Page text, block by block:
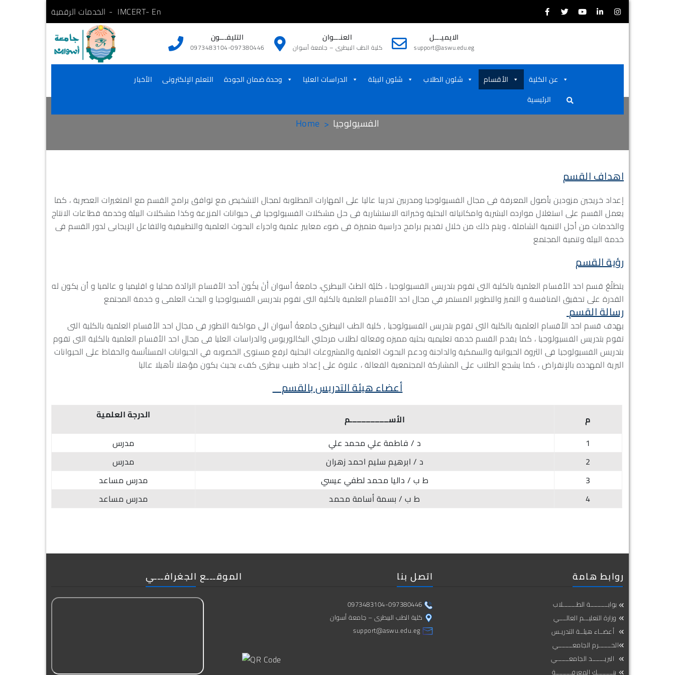
Skip
to
content
الخدمات الرقمية IMCERT- En
الطـــب
أســـوان
التليفـــون
0973483104-097380446
العنـــوان
كلية الطب البيطرى – جامعة أسوان
الايميـــل
support@aswu.edu.eg
الأخبار التعلم الإلكترونى وحدة ضمان الجودة الدراسات العليا شئون البيئة شئون الطلاب الأقسام
عن الكلية
الرئيسية
Home الفسيولوجيا
اهداف القسم
إعداد خريجين مزودين بأصول المعرفة فى مجال الفسيولوجيا ومدربين تدريبا عاليا على المهارات المطلوبة لمجال التشخيص مع توافق برامج القسم مع المتغيرات العصرية ، كما
يعمل القسم على استغلال موارده البشرية وامكانياته البحثية وخبراته الاستشارية فى حل مشكلات الفسيولوجيا فى حيوانات المزرعة وكذا مشكلات البيئة وخدمة قطاعات الانتاج
والخدمات من أجل التنمية الشاملة ، ويتم ذلك من خلال تقديم برامج دراسية متميزة فى ضوء معايير علمية واجراء البحوث العلمية والتطبيقية والتفاعل الإيجابى لدور القسم فى
خدمة البيئة وتنمية المجتمع
رؤية القسم
يتطلّعُ قسم احد الأقسام العلمية بالكلية التى تقوم بتدريس الفسيولوجيا ، كليّة الطبِّ البيطريِ، جامعةُ أسوان أَنْ يكُونَ أحد الأقسام الرائدة محليا و اقليميا و عالميا و أن يكون له
القدرة على تحقيق المنافسة و التميز والتطوير المستمر في مجال احد الأقسام العلمية بالكلية التى تقوم بتدريس الفسيولوجيا و البحث العلمى و خدمة المجتمع
رسالة القسم
يهدف قسم احد الأقسام العلمية بالكلية التى تقوم بتدريس الفسيولوجيا , كلية الطب البيطري جامعةُ أسوان الى مواكبة التطور فى مجال احد الأقسام العلمية بالكلية التى
تقوم بتدريس الفسيولوجيا ، كما يقدم القسم خدمه تعليميه بحثيه مميزه وفعاله لطلاب مرحلتي البكالوريوس والدراسات العليا فى مجال احد الأقسام العلمية بالكلية التى تقوم
بتدريس الفسيولوجيا فى الثروة الحيوانية والسمكية والداجنة ودعم البحوث العلمية والمشروعات البحثية لرفع مستوى الخصوبه في الحيوانات المستأنسة والحفاظ على الحيوانات
البرية المهدده بالإنقراض ، كما يشجع الطلاب على المشاركة المجتمعية الفعالة ، علاوة على إعداد طبيب بيطرى كفء بحيث يكون مؤهلا تأهيلا عاليا
أعضاء هيئة التدريس بالقسم
م الأســـــــــــــــــم
الدرجة العلمية
1
د / فاطمة علي محمد علي
مدرس
2
د / ابرهيم سليم احمد زهران
مدرس
3
ط ب / داليا محمد لطفي عيسي
مدرس مساعد
4
ط ب / بسمة أسامة محمد مدرس مساعد
الموقـــع الجغرافـــي اتصل بنا
0973483104-097380446
support@aswu.edu.eg
روابط هامة
وزارة التعليـــم العالــــي
أعضــاء هيئــة التدريـس
الحـــــــرم الجامعــــــــي
البريـــــــد الجامعـــــــي
بنـــــــــك المعرفـــــــــة